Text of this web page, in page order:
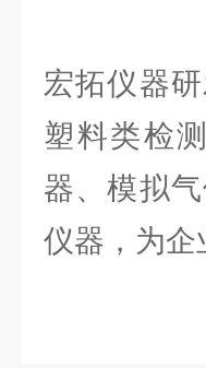
宏拓仪器
塑料类检
器、模拟
仪器，为企